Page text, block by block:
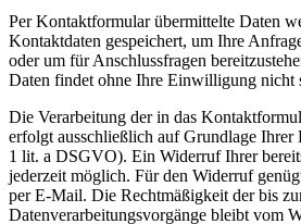
Per Kontaktformular übermittelte Daten
Kontaktdaten gespeichert, um Ihre
oder um für Anschlussfragen
Daten findet ohne Ihre Einwilligung nicht
Die Verarbeitung der in das
erfolgt ausschließlich auf Grundlage
1 lit. a DSGVO). Ein Widerruf Ihrer
jederzeit möglich. Für den Widerruf
per E-Mail. Die Rechtmäßigkeit der bis
Datenverarbeitungsvorgänge bleibt vom